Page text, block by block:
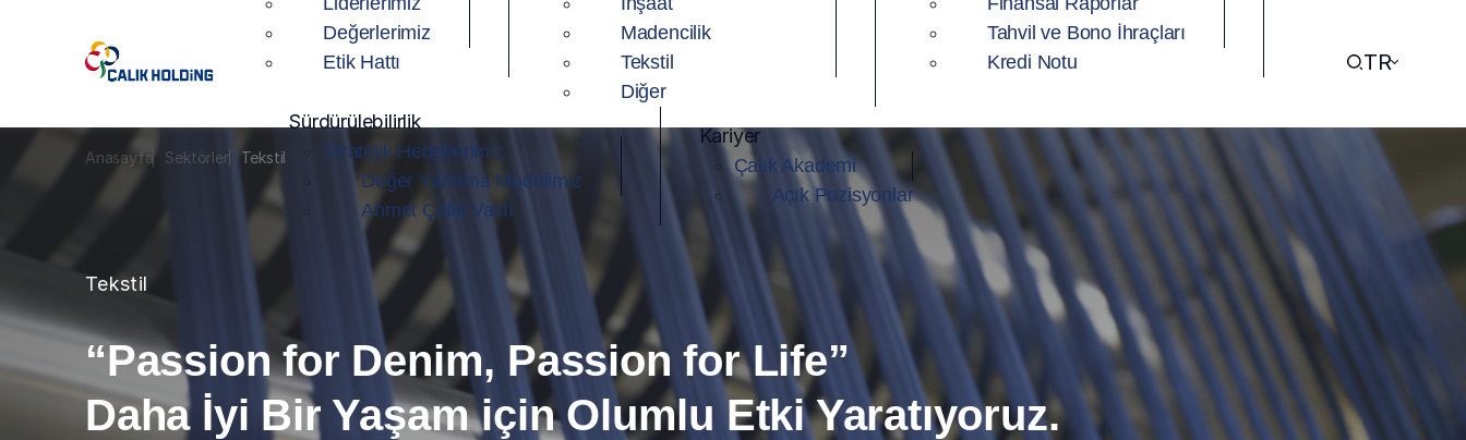
Değerlerimiz
Etik Hattı
Madencilik
Tekstil
Diğer
Tahvil ve Bono İhraçları
Kredi Notu
Sürdürülebilirlik
Stratejik Hedeflerimiz
Değer Yaratma Modelimiz
Ahmet Çalık Vakfı
Kariyer
Çalık Akademi
Açık Pozisyonlar
TR
Anasayfa Sektörler Tekstil
Tekstil
“Passion for Denim, Passion for Life”
Daha İyi Bir Yaşam için Olumlu Etki Yaratıyoruz.